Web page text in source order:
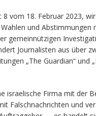
8 vom 18. Februar 2023,
und Abstimmungen
gemeinnützigen
Journalisten aus über
„The Guardian“
israelische Firma mit der
Falschnachrichten und